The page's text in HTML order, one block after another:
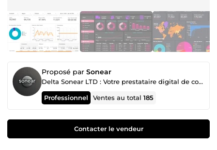
Proposé par Sonear
Delta Sonear LTD : Votre prestataire digital de confiance
Professionnel Ventes au total185
Contacter le vendeur